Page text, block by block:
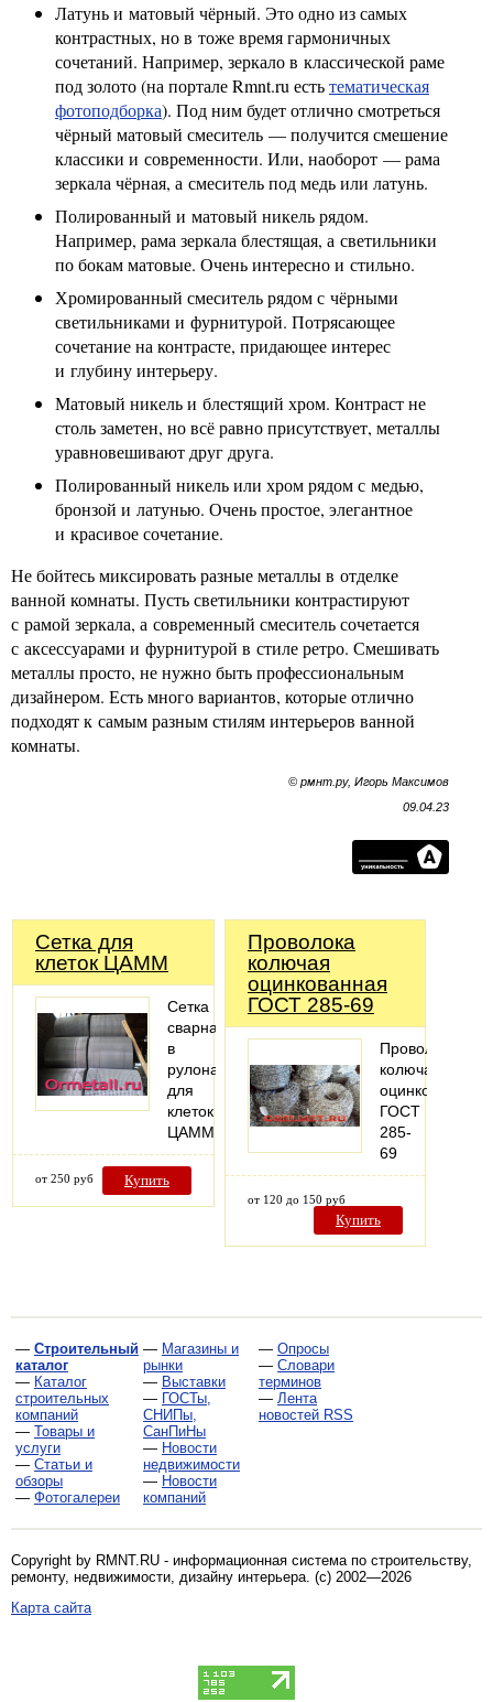
Латунь и матовый чёрный. Это одно из самых
контрастных, но в тоже время гармоничных
сочетаний. Например, зеркало в классической раме
под золото (на портале Rmnt.ru естьтематическая
фотоподборка). Под ним будет отлично смотреться
чёрный матовый смеситель — получится смешение
классики и современности. Или, наоборот — рама
зеркала чёрная, а смеситель под медь или латунь.
Полированный и матовый никель рядом.
Например, рама зеркала блестящая, а светильники
по бокам матовые. Очень интересно и стильно.
Хромированный смеситель рядом с чёрными
светильниками и фурнитурой. Потрясающее
сочетание на контрасте, придающее интерес
и глубину интерьеру.
Матовый никель и блестящий хром. Контраст не
столь заметен, но всё равно присутствует, металлы
уравновешивают друг друга.
Полированный никель или хром рядом с медью,
бронзой и латунью. Очень простое, элегантное
и красивое сочетание.
Не бойтесь миксировать разные металлы в отделке
ванной комнаты. Пусть светильники контрастируют
с рамой зеркала, а современный смеситель сочетается
с аксессуарами и фурнитурой в стиле ретро. Смешивать
металлы просто, не нужно быть профессиональным
дизайнером. Есть много вариантов, которые отлично
подходят к самым разным стилям интерьеров ванной
комнаты.
© рмнт.ру, Игорь Максимов
09.04.23
Сетка для
клеток ЦАММ
Сетка
сварная
в
рулонах
для
клеток
ЦАММ
от 250 руб Купить
Проволока
колючая
оцинкованная
ГОСТ 285-69
Проволока
колючая
оцинкованная
ГОСТ
285-
69
от 120 до 150 руб
Купить
— Строительный
каталог
— Каталог
строительных
компаний
— Товары и
услуги
— Статьи и
обзоры
— Фотогалереи
— Магазины и
рынки
— Выставки
— ГОСТы,
СНИПы,
СанПиНы
— Новости
недвижимости
— Новости
компаний
— Опросы
— Словари
терминов
— Лента
новостей RSS
Copyright by RMNT.RU - информационная система по строительству,
ремонту, недвижимости, дизайну интерьера. (c) 2002—2026
Карта сайта